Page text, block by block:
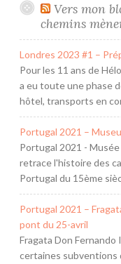
Vers mon
chemins
Londres 2023 #1 –
Pour les 11 ans de
a eu toute une phase
hôtel, transports en
Portugal 2021 –
Portugal 2021 -
retrace l'histoire des
Portugal du 15ème
Portugal 2021 –
pont du 25-avril
Fragata Don
certaines subventions